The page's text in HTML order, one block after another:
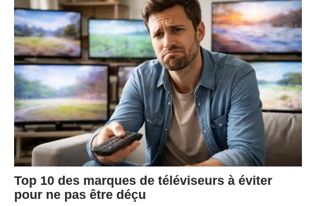
Top 10 des marques de téléviseurs à éviter
pour ne pas être déçu